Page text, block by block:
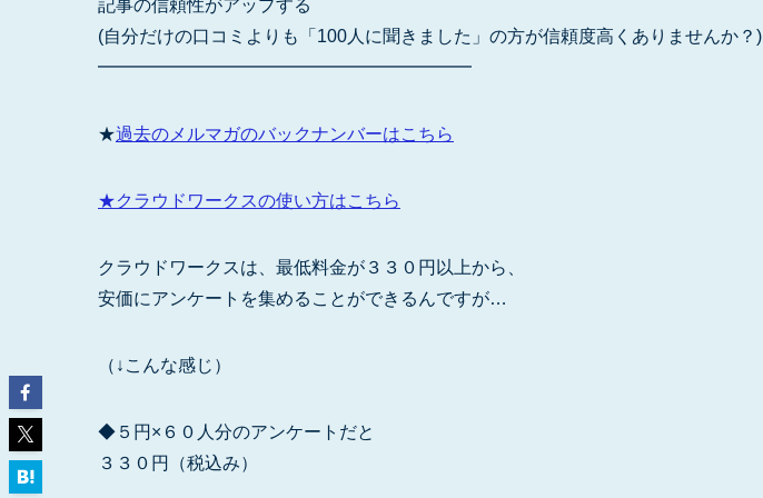
記事の信頼性がアップする
(自分だけの口コミよりも「100人に聞きました」の方が信頼度高くありませんか？)
━━━━━━━━━━━━━━━━━━━━━
★過去のメルマガのバックナンバーはこちら
★クラウドワークスの使い方はこちら
クラウドワークスは、最低料金が３３０円以上から、
安価にアンケートを集めることができるんですが…
（↓こんな感じ）
◆５円×６０人分のアンケートだと
３３０円（税込み）